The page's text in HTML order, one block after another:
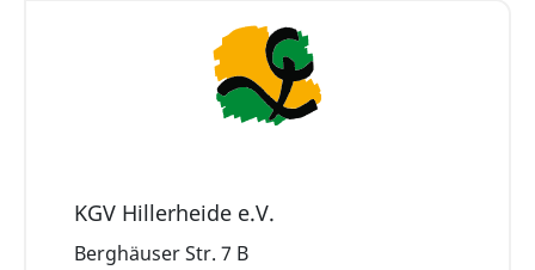
KGV Hillerheide e.V.
Berghäuser Str. 7 B